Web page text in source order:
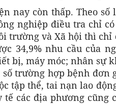
nay còn thấp. Theo số
nghiệp điều tra chỉ
trường và Xã hội thì chỉ
34,9% nhu cầu của
bị, máy móc; nhân sự
trường hợp bệnh đơn
tập thể, tai nạn lao
các địa phương cũng